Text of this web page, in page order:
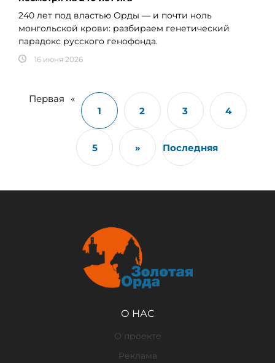
240 лет под властью Орды — и почти ноль
монгольской крови: разбираем генетический
парадокс русского генофонда.
16 июня 2026
Первая
«
1
2 3 4
5 » Последняя
О НАС
О проекте
Реклама